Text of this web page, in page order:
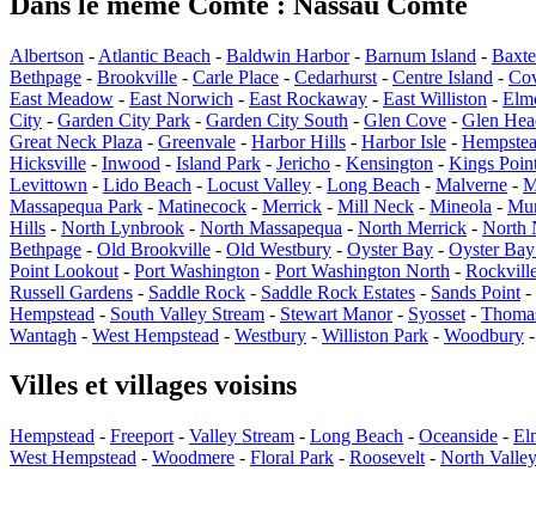
Albertson - Atlantic Beach - Baldwin Harbor- Barnum Island -
Bethpage - Brookville - Carle Place - Cedarhurst - Centre Island -
East Meadow - East Norwich - East Rockaway - East Williston -
City - Garden City Park - Garden City South - Glen Cove - Glen
Great Neck Plaza - Greenvale - Harbor Hills - Harbor Isle -
Hicksville - Inwood - Island Park - Jericho - Kensington - Kings
Levittown - Lido Beach - Locust Valley - Long Beach - Malverne -
Massapequa Park - Matinecock - Merrick - Mill Neck - Mineola -
Hills - North Lynbrook - North Massapequa - North Merrick - North
Bethpage - Old Brookville - Old Westbury - Oyster Bay - Oyster
Point Lookout - Port Washington - Port Washington North -
Russell Gardens - Saddle Rock - Saddle Rock Estates - Sands Point -
Hempstead - South Valley Stream - Stewart Manor- Syosset -
Wantagh - West Hempstead - Westbury - Williston Park - Woodbury
Villes et villages voisins
Hempstead - Freeport - Valley Stream - Long Beach - Oceanside -
West Hempstead - Woodmere - Floral Park - Roosevelt - North